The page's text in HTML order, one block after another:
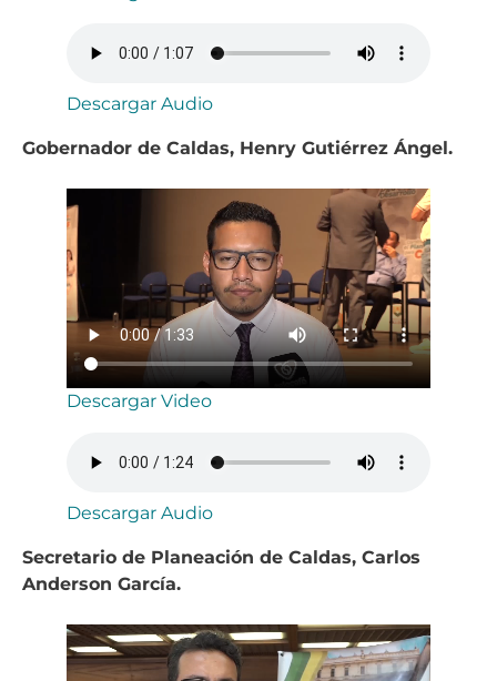
Descargar Audio
Gobernador de Caldas, Henry Gutiérrez Ángel.
Descargar Video
Descargar Audio
Secretario de Planeación de Caldas, Carlos
Anderson García.